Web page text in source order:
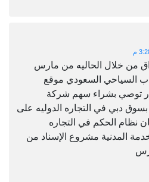
من خلال الحاليه من مارس
السياحي السعودي موقع
توصي بشراء سهم شركة
بسوق دبي في التجاره الدوليه على
نظام الحكم في التجاره
المدنية مشروع الإسناد من